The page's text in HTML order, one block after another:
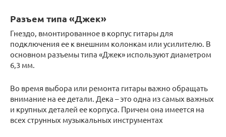
Разъем типа «Джек»
Гнездо, вмонтированное в корпус гитары для
подключения ее к внешним колонкам или усилителю. В
основном разъемы типа «Джек» используют диаметром
6,3 мм.
Во время выбора или ремонта гитары важно обращать
внимание на ее детали. Дека – это одна из самых важных
и крупных деталей ее корпуса. Причем она имеется на
всех струнных музыкальных инструментах